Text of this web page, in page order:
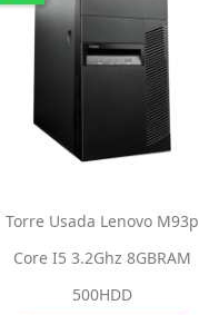
Torre Usada Lenovo M93p
Core I5 3.2Ghz 8GBRAM
500HDD